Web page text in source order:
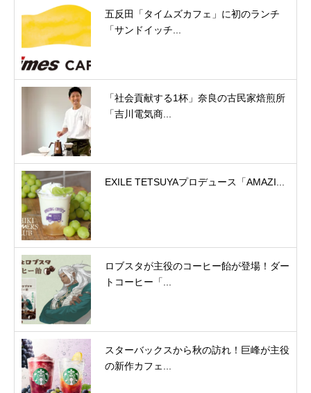
五反田「タイムズカフェ」に初のランチ
「サンドイッチ...
「社会貢献する1杯」奈良の古民家焙煎所
「吉川電気商...
EXILE TETSUYAプロデュース「AMAZI...
ロブスタが主役のコーヒー飴が登場！ダー
トコーヒー「...
スターバックスから秋の訪れ！巨峰が主役
の新作カフェ...